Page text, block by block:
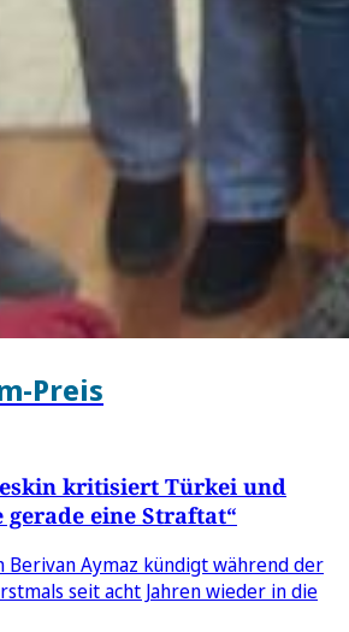
Preis
kritisiert Türkei und
gerade eine Straftat“
Aymaz kündigt während der
seit acht Jahren wieder in die